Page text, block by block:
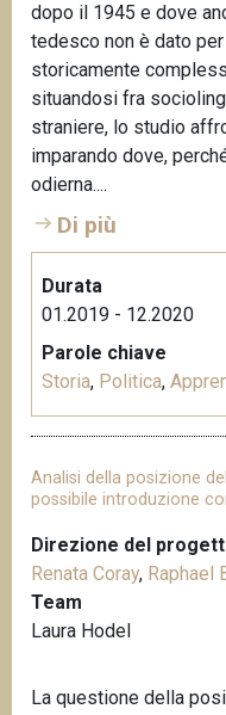
dopo il 1945 e dove
tedesco non è dato
storicamente
situandosi fra
straniere, lo studio
imparando dove,
odierna....
Di più
Durata
01.2019 - 12.2020
Parole chiave
Storia, Politica,
Analisi della posizione
possibile introduzione
Direzione del
Renata Coray, Raphael
Team
Laura Hodel
La questione della